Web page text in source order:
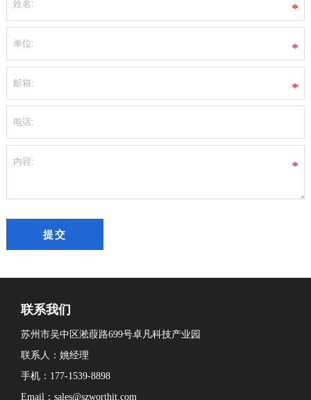
*
*
*
*
联系我们
苏州市吴中区淞葭路699号卓凡科技产业园
联系人：姚经理
手机：177-1539-8898
Email：sales@szworthit.com